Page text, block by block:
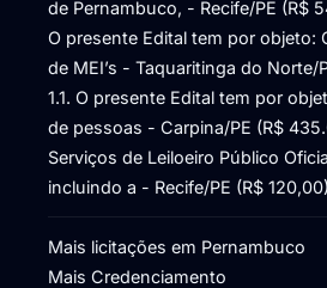
de Pernambuco, - Recife/PE (R$
O presente Edital tem por objeto:
de MEI’s - Taquaritinga do Norte/
1.1. O presente Edital tem por
de pessoas - Carpina/PE (R$
Serviços de Leiloeiro Público
incluindo a - Recife/PE (R$ 120,00)
Mais licitações em Pernambuco
Mais Credenciamento